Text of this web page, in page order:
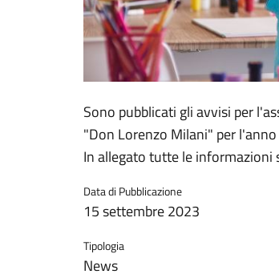
Sono pubblicati gli avvisi per
"Don Lorenzo Milani" per
In allegato tutte le informazioni
Data di Pubblicazione
15 settembre 2023
Tipologia
News